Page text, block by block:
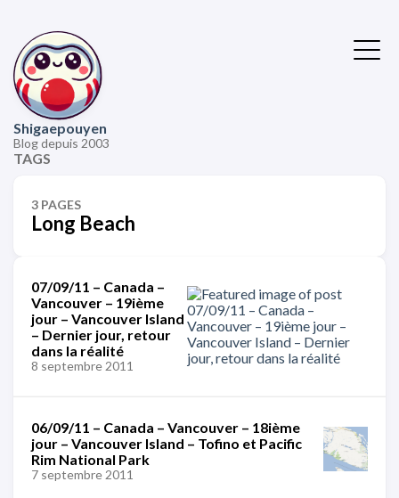
Shigaepouyen
Blog depuis 2003
TAGS
3 PAGES
Long Beach
07/09/11 – Canada –
Vancouver – 19ième
jour – Vancouver Island
– Dernier jour, retour
dans la réalité
8 septembre 2011
06/09/11 – Canada – Vancouver – 18ième
jour – Vancouver Island – Tofino et Pacific
Rim National Park
7 septembre 2011